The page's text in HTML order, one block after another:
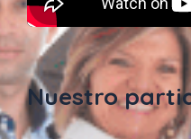
Nuestro